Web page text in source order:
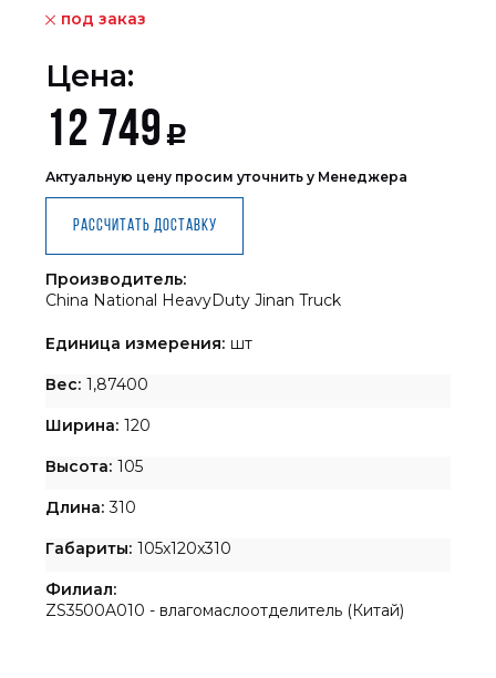
под заказ
Цена:
12 749 Р
Актуальную цену просим уточнить у Менеджера
Рассчитать доставку
Производитель:
China National HeavyDuty Jinan Truck
Единица измерения: шт
Вес: 1,87400
Ширина: 120
Высота: 105
Длина: 310
Габариты: 105x120x310
Филиал:
ZS3500A010 - влагомаслоотделитель (Китай)